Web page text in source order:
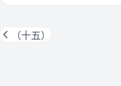
（十五）